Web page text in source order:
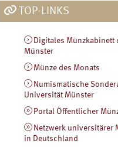
TOP-LINKS
Digitales Münzkabinett
Münster
Münze des Monats
Numismatische
Universität Münster
Portal Öffentlicher
Netzwerk universitärer
in Deutschland